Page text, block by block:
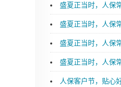
盛夏正当时，人保常相
盛夏正当时，人保常相伴,
盛夏正当时，人保常相伴,
盛夏正当时，人保常相伴,
人保客户节，贴心好服务